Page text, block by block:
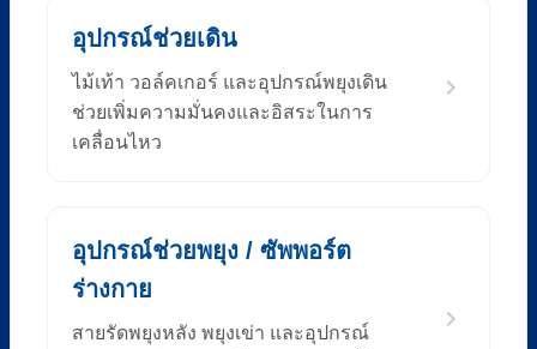
อุปกรณ์ช่วยเดิน
ไม้เท้า วอล์คเกอร์ และอุปกรณ์พยุงเดิน
ช่วยเพิ่มความมั่นคงและอิสระในการ
เคลื่อนไหว
อุปกรณ์ช่วยพยุง / ซัพพอร์ต
ร่างกาย
สายรัดพยุงหลัง พยุงเข่า และอุปกรณ์